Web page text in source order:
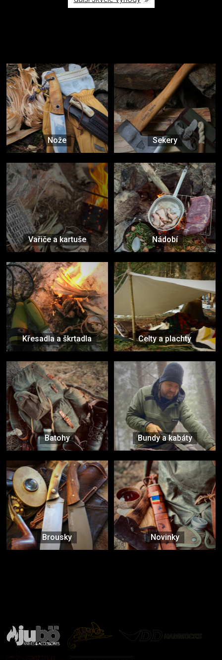
Nože Sekery
Vařiče a kartuše Nádobí
Křesadla a škrtadla Celty a plachty
Batohy Bundy a kabáty
Brousky Novinky